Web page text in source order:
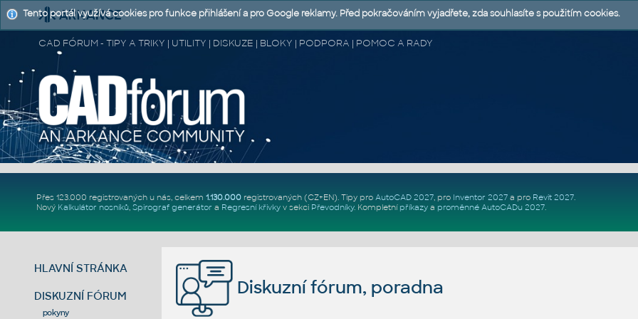
CAD FÓRUM - TIPY A TRIKY | UTILITY | DISKUZE | BLOKY | PODPORA | POMOC A RADY
Přes 123.000 registrovaných u nás, celkem 1.130.000registrovaných (CZ+EN). Tipy pro AutoCAD 2027, pro Inventor 2027a pro Revit 2027.
Nový Kalkulátor nosníků, Spirograf generátor a Regresní křivkyv sekci Převodníky. Kompletní příkazya proměnné AutoCADu 2027.
HLAVNÍ STRÁNKA
DISKUZNÍ FÓRUM
pokyny
Diskuzní fórum, poradna
Tento portál využívá cookies pro funkce přihlášení a pro Google reklamy. Před pokračováním vyjadřete, zda souhlasíte s použitím cookies.